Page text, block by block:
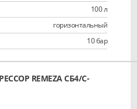
100 л
горизонтальный
10 бар
REMEZA СБ4/C-